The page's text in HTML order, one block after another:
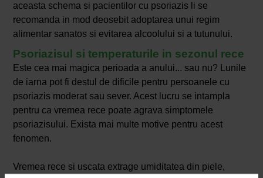
aceasta schema si pacientilor cu psoriazis li se
recomanda in mod deosebit adoptarea unui regim
alimentar sanatos si evitarea alcoolului si a tutunului.
Psoriazisul si temperaturile in sezonul rece
Este cea mai magica perioada a anului... sau nu? Lunile
de iarna pot fi destul de dificile pentru persoanele cu
psoriazis moderat sau sever. Acest lucru se intampla
pentru ca vremea rece poate agrava simptomele
psoriazisului. Exista mai multe motive pentru acest
fenomen.
Vremea rece si uscata extrage umiditatea din piele,